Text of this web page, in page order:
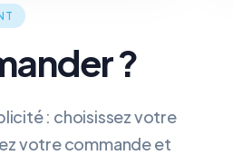
?
: choisissez votre
votre commande et